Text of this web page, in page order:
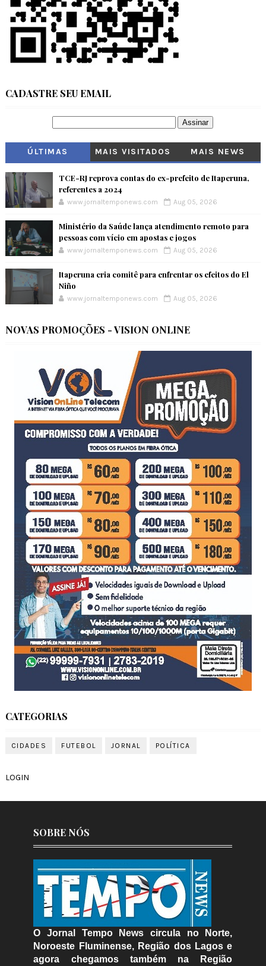
CADASTRE SEU EMAIL
ÚLTIMAS MAIS VISITADOS MAIS NEWS
TCE-RJ reprova contas do ex-prefeito de Itaperuna,
referentes a 2024
www.jornaltemponews.com Aug 05, 2026
Ministério da Saúde lança atendimento remoto para
pessoas com vício em apostas e jogos
www.jornaltemponews.com Aug 05, 2026
Itaperuna cria comitê para enfrentar os efeitos do El
Niño
www.jornaltemponews.com Aug 05, 2026
NOVAS PROMOÇÕES - VISION ONLINE
CATEGORIAS
CIDADES FUTEBOL JORNAL POLÍTICA
LOGIN
SOBRE NÓS
O Jornal Tempo News circula no Norte,
Noroeste Fluminense, Região dos Lagos e
agora chegamos também na Região